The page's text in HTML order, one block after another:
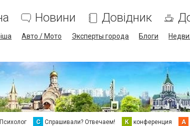
Новини Довідник
Авто / Мото Эксперты города Блоги
Психолог С Спрашивали? Отвечаем! К конференция А